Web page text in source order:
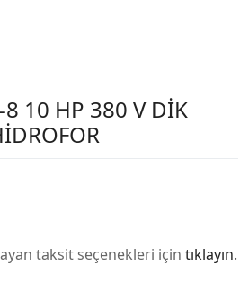
8 10 HP 380 V DİK
taksit seçenekleri için tıklayın.